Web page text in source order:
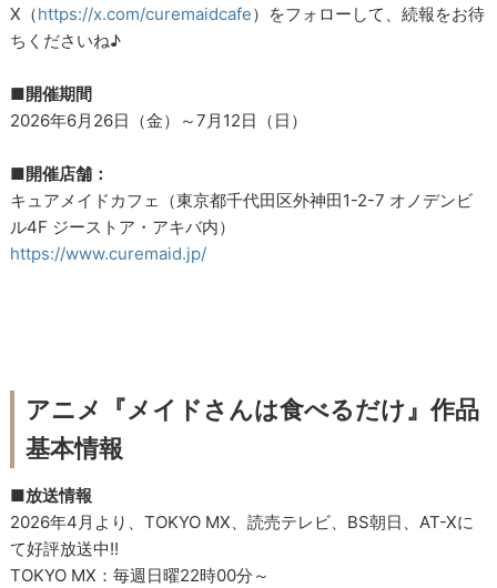
X（https://x.com/curemaidcafe）をフォローして、続報をお待
ちくださいね♪
■開催期間
2026年6月26日（金）～7月12日（日）
■開催店舗：
キュアメイドカフェ（東京都千代田区外神田1-2-7 オノデンビ
ル4F ジーストア・アキバ内）
https://www.curemaid.jp/
アニメ『メイドさんは食べるだけ』作品
基本情報
■放送情報
2026年4月より、TOKYO MX、読売テレビ、BS朝日、AT-Xに
て好評放送中!!
TOKYO MX：毎週日曜22時00分～